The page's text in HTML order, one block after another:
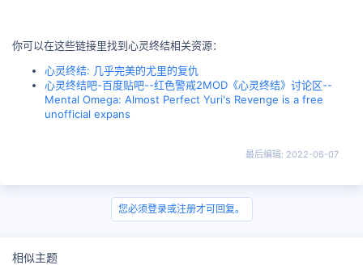
你可以在这些链接里找到心灵终结相关资源：
心灵终结: 几乎完美的尤里的复仇
心灵终结吧-百度贴吧--红色警戒2MOD《心灵终结》讨论区--
Mental Omega: Almost Perfect Yuri's Revenge is a free
unofficial expans
最后编辑: 2022-06-07
您必须登录或注册才可回复。
相似主题